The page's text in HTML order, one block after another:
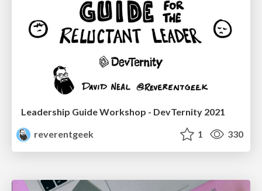
Leadership Guide Workshop - DevTernity 2021
reverentgeek
1 330